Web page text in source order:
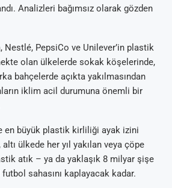
Analizleri bağımsız olarak gözden
Nestlé, PepsiCo ve Unilever’in plastik
olan ülkelerde sokak köşelerinde,
bahçelerde açıkta yakılmasından
iklim acil durumuna önemli bir
en büyük plastik kirliliği ayak izini
ülkede her yıl yakılan veya çöpe
atık – ya da yaklaşık 8 milyar şişe
sahasını kaplayacak kadar.